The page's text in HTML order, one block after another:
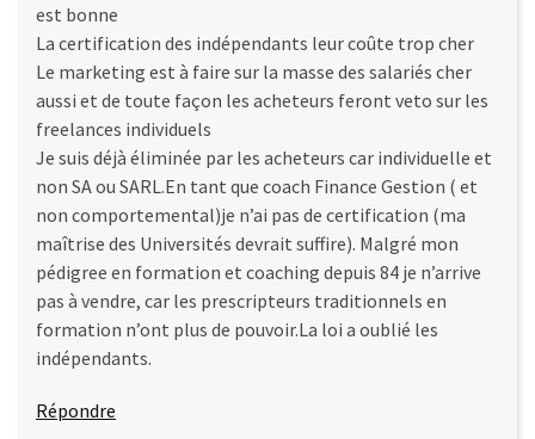
est bonne
La certification des indépendants leur coûte trop cher
Le marketing est à faire sur la masse des salariés cher
aussi et de toute façon les acheteurs feront veto sur les
freelances individuels
Je suis déjà éliminée par les acheteurs car individuelle et
non SA ou SARL.En tant que coach Finance Gestion ( et
non comportemental)je n’ai pas de certification (ma
maîtrise des Universités devrait suffire). Malgré mon
pédigree en formation et coaching depuis 84 je n’arrive
pas à vendre, car les prescripteurs traditionnels en
formation n’ont plus de pouvoir.La loi a oublié les
indépendants.
Répondre